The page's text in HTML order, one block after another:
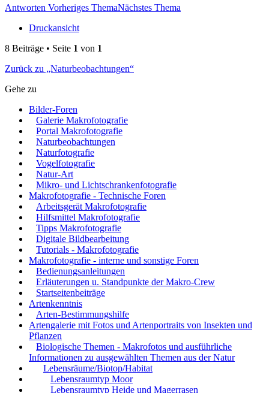
Antworten Vorheriges ThemaNächstes Thema
Druckansicht
8 Beiträge • Seite 1 von 1
Zurück zu „Naturbeobachtungen“
Gehe zu
Bilder-Foren
Galerie Makrofotografie
Portal Makrofotografie
Naturbeobachtungen
Naturfotografie
Vogelfotografie
Natur-Art
Mikro- und Lichtschrankenfotografie
Makrofotografie - Technische Foren
Arbeitsgerät Makrofotografie
Hilfsmittel Makrofotografie
Tipps Makrofotografie
Digitale Bildbearbeitung
Tutorials - Makrofotografie
Makrofotografie - interne und sonstige Foren
Bedienungsanleitungen
Erläuterungen u. Standpunkte der Makro-Crew
Startseitenbeiträge
Artenkenntnis
Arten-Bestimmungshilfe
Artengalerie mit Fotos und Artenportraits von Insekten und
Pflanzen
Biologische Themen - Makrofotos und ausführliche
Informationen zu ausgewählten Themen aus der Natur
Lebensräume/Biotop/Habitat
Lebensraumtyp Moor
Lebensraumtyp Heide und Magerrasen